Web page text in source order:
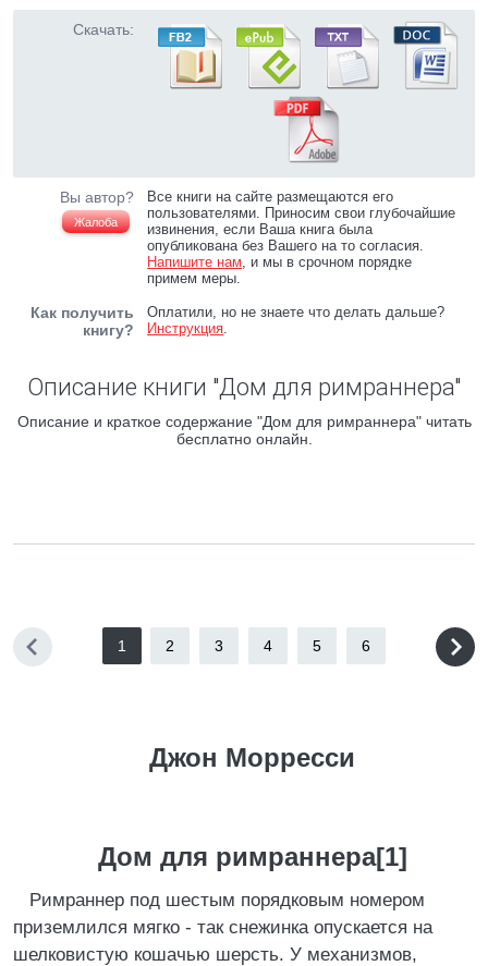
Скачать:
Вы автор?
Жалоба
Все книги на сайте размещаются его
пользователями. Приносим свои глубочайшие
извинения, если Ваша книга была
опубликована без Вашего на то согласия.
Напишите нам, и мы в срочном порядке
примем меры.
Как получить
книгу?
Оплатили, но не знаете что делать дальше?
Инструкция.
Описание книги "Дом для римраннера"
Описание и краткое содержание "Дом для римраннера" читать
бесплатно онлайн.
1 2 3 4 5 6
Джон Морресси
Дом для римраннера[1]
Римраннер под шестым порядковым номером
приземлился мягко - так снежинка опускается на
шелковистую кошачью шерсть. У механизмов,